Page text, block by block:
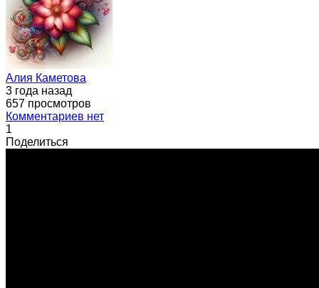
Алия Каметова
3 года назад
657 просмотров
Комментариев нет
1
Поделиться